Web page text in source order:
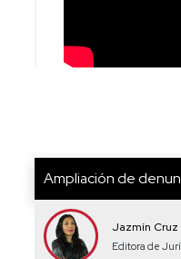
Ampliación de
Jazmín Cruz
Editora de